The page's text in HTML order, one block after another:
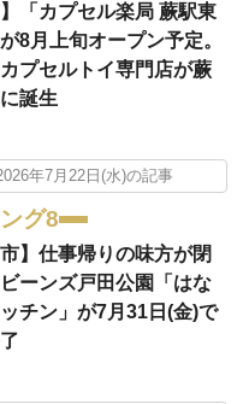
】「カプセル楽局 蕨駅東
8月上旬オープン予定。
プセルトイ専門店が蕨
誕生
年7月22日(水)の記事
グ8
市】仕事帰りの味方が閉
ーンズ戸田公園「はな
チン」が7月31日(金)で